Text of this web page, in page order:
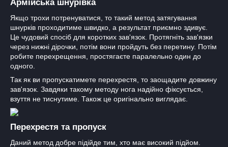
Армійська шнурівка
Якщо трохи потренуватися, то такий метод затягування
шнурків проходитиме швидко, а результат приємно здивує.
Це чудовий спосіб для коротких зав'язок. Протягніть зав'язки
через нижні дірочки, потім вони пройдуть без перетину. Потім
робите перехрещення, простягаєте паралельно один до
одного.
Так як ви пропускатимете перехрестя, то заощадите довжину
зав'язок. Завдяки такому методу нога надійно фіксується,
взуття не тиснутиме. Також це оригінально виглядає.
Перехрестя та пропуск
Даний метод добре підійде тим, хто має високий підйом.